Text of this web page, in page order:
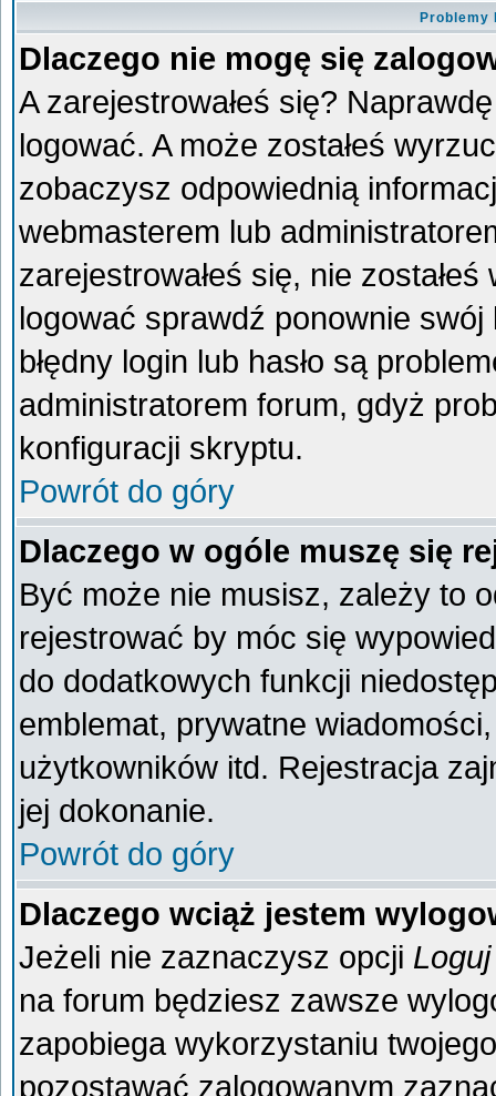
Problemy
Dlaczego nie mogę się
A zarejestrowałeś się?
logować. A może zostałeś
zobaczysz odpowiednią
webmasterem lub
zarejestrowałeś się, nie
logować sprawdź ponownie swój
błędny login lub hasło są
administratorem forum, gdyż
konfiguracji skryptu.
Powrót do góry
Dlaczego w ogóle muszę się
Być może nie musisz, zależy to
rejestrować by móc się
do dodatkowych funkcji
emblemat, prywatne
użytkowników itd. Rejestracja
jej dokonanie.
Powrót do góry
Dlaczego wciąż jestem
Jeżeli nie zaznaczysz opcji
na forum będziesz zawsze
zapobiega wykorzystaniu
pozostawać zalogowanym